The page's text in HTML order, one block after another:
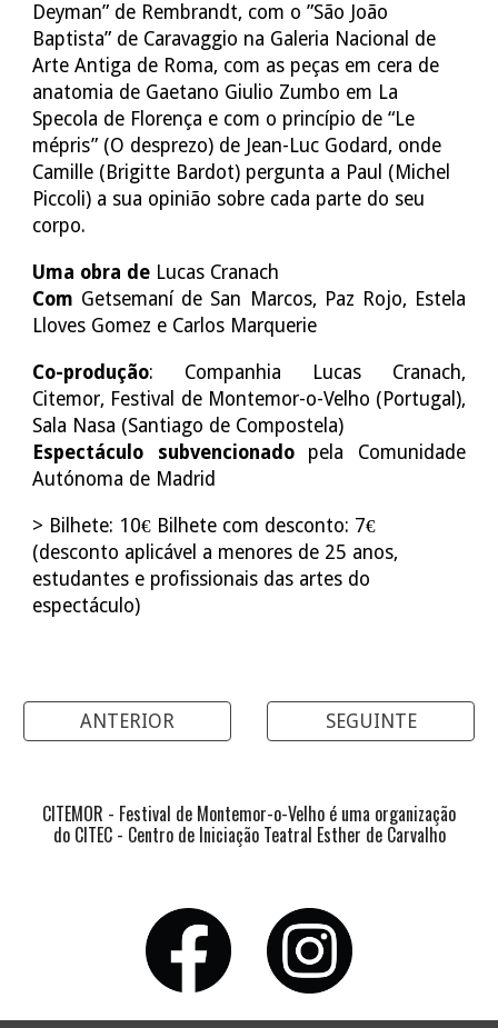
Deyman” de Rembrandt, com o ”São João
Baptista” de Caravaggio na Galeria Nacional de
Arte Antiga de Roma, com as peças em cera de
anatomia de Gaetano Giulio Zumbo em La
Specola de Florença e com o princípio de “Le
mépris” (O desprezo) de Jean-Luc Godard, onde
Camille (Brigitte Bardot) pergunta a Paul (Michel
Piccoli) a sua opinião sobre cada parte do seu
corpo.
Uma obra de Lucas Cranach
Com Getsemaní de San Marcos, Paz Rojo, Estela
Lloves Gomez e Carlos Marquerie
Co-produção: Companhia Lucas Cranach,
Citemor, Festival de Montemor-o-Velho (Portugal),
Sala Nasa (Santiago de Compostela)
Espectáculo subvencionadopela Comunidade
Autónoma de Madrid
> Bilhete: 10€ Bilhete com desconto: 7€
(desconto aplicável a menores de 25 anos,
estudantes e profissionais das artes do
espectáculo)
ANTERIOR SEGUINTE
CITEMOR - Festival de Montemor-o-Velho é uma organização
do CITEC - Centro de Iniciação Teatral Esther de Carvalho